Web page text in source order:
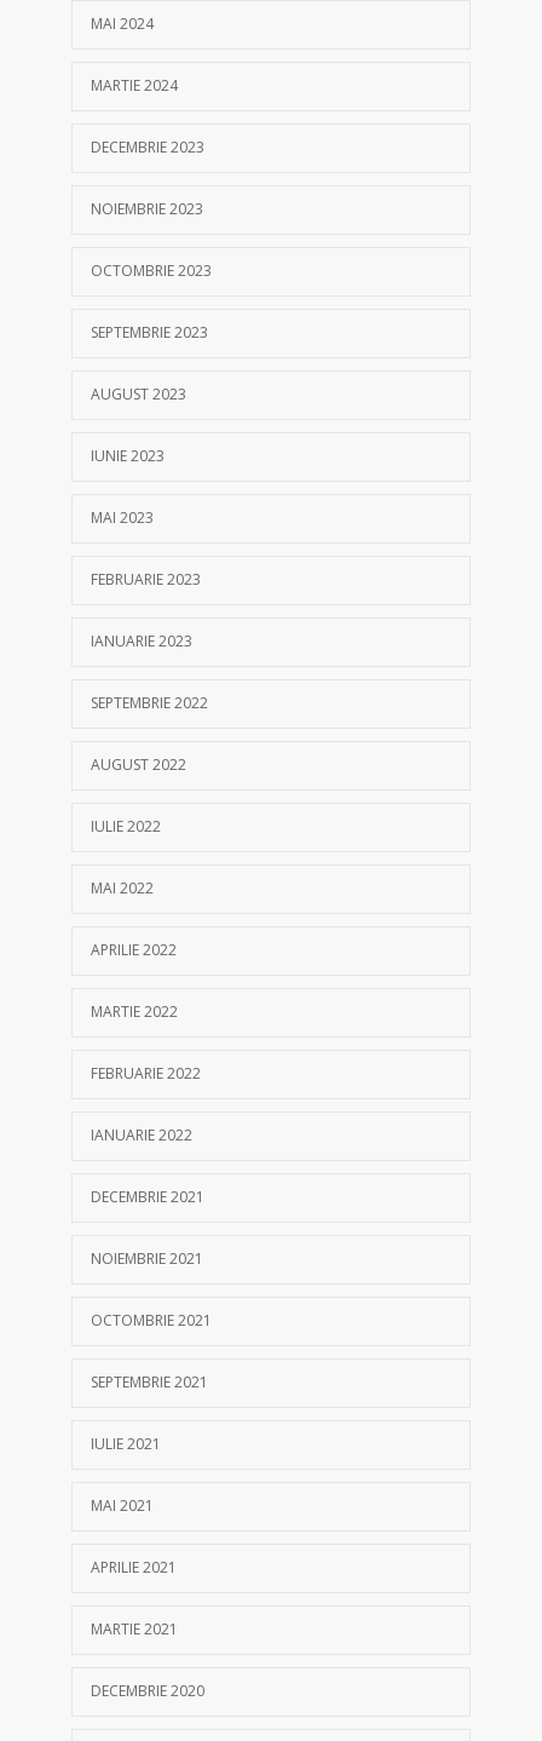
MAI 2024
MARTIE 2024
DECEMBRIE 2023
NOIEMBRIE 2023
OCTOMBRIE 2023
SEPTEMBRIE 2023
AUGUST 2023
IUNIE 2023
MAI 2023
FEBRUARIE 2023
IANUARIE 2023
SEPTEMBRIE 2022
AUGUST 2022
IULIE 2022
MAI 2022
APRILIE 2022
MARTIE 2022
FEBRUARIE 2022
IANUARIE 2022
DECEMBRIE 2021
NOIEMBRIE 2021
OCTOMBRIE 2021
SEPTEMBRIE 2021
IULIE 2021
MAI 2021
APRILIE 2021
MARTIE 2021
DECEMBRIE 2020